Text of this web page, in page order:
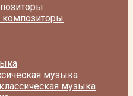
музыка
музыка